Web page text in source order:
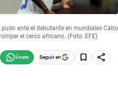
pudo ante el debutante en mundiales Cabo
el cerco africano. (Foto: EFE)
Seguir en